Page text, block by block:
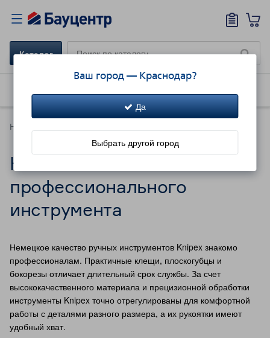
Ваш город — Краснодар?
Да
Выбрать другой город
Каталог
Новинки каталога
Новинки
профессионального
инструмента
Немецкое качество ручных инструментов Knipex знакомо
профессионалам. Практичные клещи, плоскогубцы и
бокорезы отличает длительный срок службы. За счет
высококачественного материала и прецизионной обработки
инструменты Knipex точно отрегулированы для комфортной
работы с деталями разного размера, а их рукоятки имеют
удобный хват.